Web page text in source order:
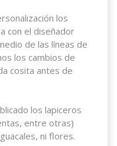
los
con el diseñador
de las líneas de
los cambios de
cosita antes de
los lapiceros
entre otras)
ni flores.